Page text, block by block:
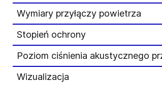
Wymiary przyłączy powietrza
Stopień ochrony
Poziom ciśnienia akustycznego
Wizualizacja